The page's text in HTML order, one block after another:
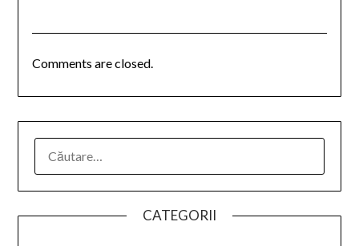
Comments are closed.
CATEGORII